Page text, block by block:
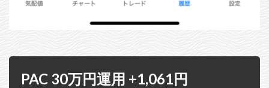
PAC 30万円運用 +1,061円